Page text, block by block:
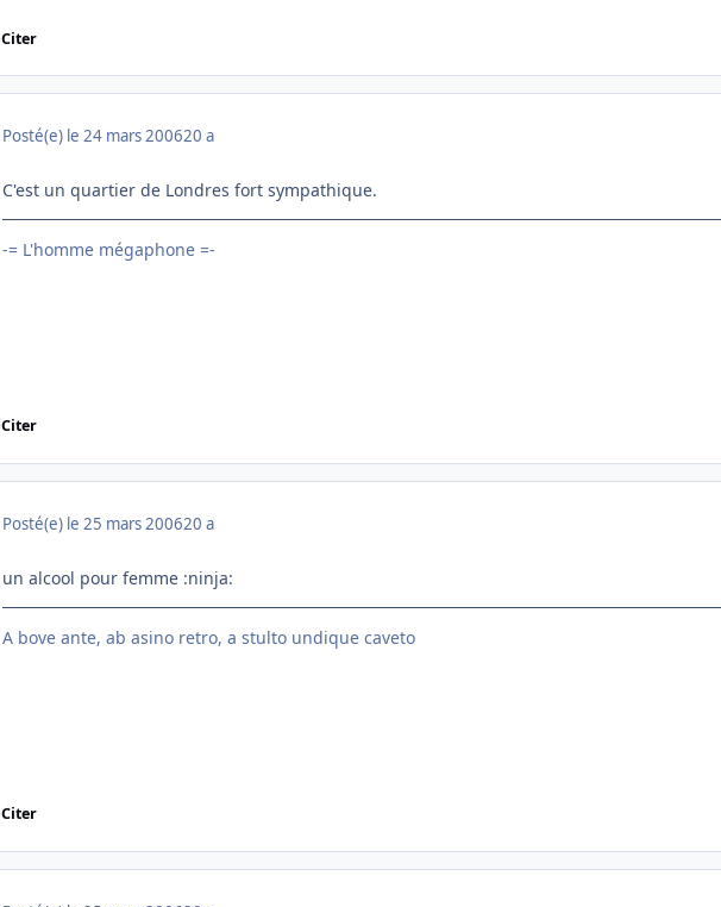
Citer
Posté(e) le 24 mars 200620 a
C'est un quartier de Londres fort sympathique.
-= L'homme mégaphone =-
Citer
Posté(e) le 25 mars 200620 a
un alcool pour femme :ninja:
A bove ante, ab asino retro, a stulto undique caveto
Citer